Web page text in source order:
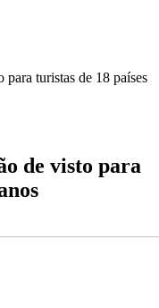
turistas de 18 países
de visto para